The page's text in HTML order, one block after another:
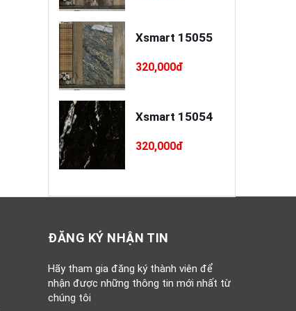
Xsmart 15055
320,000đ
Xsmart 15054
320,000đ
ĐĂNG KÝ NHẬN TIN
Hãy tham gia đăng ký thành viên để
nhận được những thông tin mới nhất từ
chúng tôi